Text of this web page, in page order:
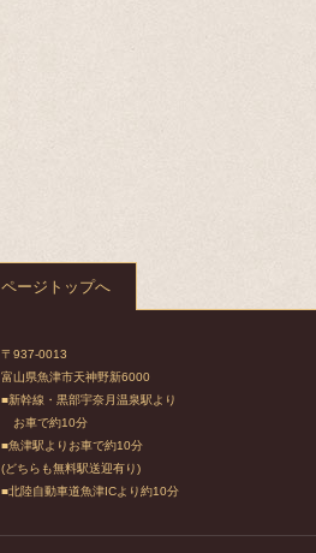
ページトップへ
〒937-0013
富山県魚津市天神野新6000
■新幹線・黒部宇奈月温泉駅より
お車で約10分
■魚津駅よりお車で約10分
(どちらも無料駅送迎有り)
■北陸自動車道魚津ICより約10分